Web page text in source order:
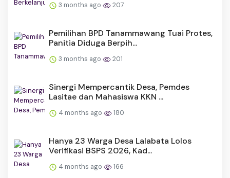
3 months ago 207
Pemilihan BPD Tanammawang Tuai Protes,
Panitia Diduga Berpih...
3 months ago 201
Sinergi Mempercantik Desa, Pemdes
Lasitae dan Mahasiswa KKN ...
4 months ago 180
Hanya 23 Warga Desa Lalabata Lolos
Verifikasi BSPS 2026, Kad...
4 months ago 166